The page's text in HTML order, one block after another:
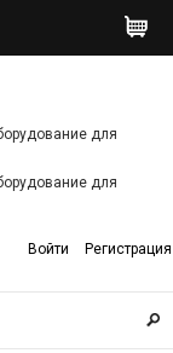
для
для
Войти Регистрация